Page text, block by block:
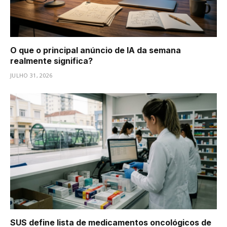
O que o principal anúncio de IA da semana
realmente significa?
JULHO 31, 2026
SUS define lista de medicamentos oncológicos de